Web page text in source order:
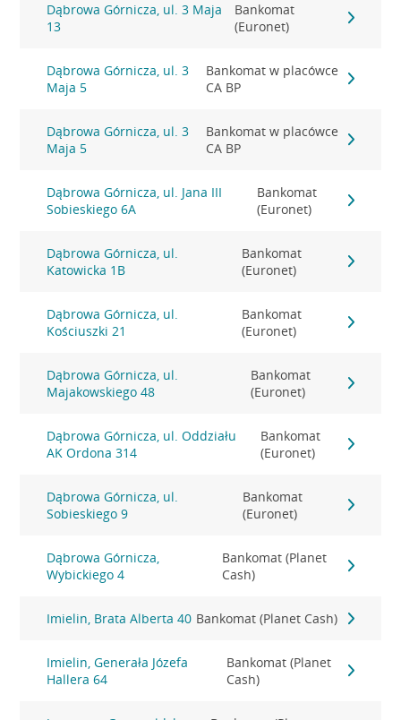
Dąbrowa Górnicza, ul. 3 Maja
13
Bankomat
(Euronet)
Dąbrowa Górnicza, ul. 3
Maja 5
Bankomat w placówce
CA BP
Dąbrowa Górnicza, ul. 3
Maja 5
Bankomat w placówce
CA BP
Dąbrowa Górnicza, ul. Jana III
Sobieskiego 6A
Bankomat
(Euronet)
Dąbrowa Górnicza, ul.
Katowicka 1B
Bankomat
(Euronet)
Dąbrowa Górnicza, ul.
Kościuszki 21
Bankomat
(Euronet)
Dąbrowa Górnicza, ul.
Majakowskiego 48
Bankomat
(Euronet)
Dąbrowa Górnicza, ul. Oddziału
AK Ordona 314
Bankomat
(Euronet)
Dąbrowa Górnicza, ul.
Sobieskiego 9
Bankomat
(Euronet)
Dąbrowa Górnicza,
Wybickiego 4
Bankomat (Planet
Cash)
Imielin, Brata Alberta 40 Bankomat (Planet Cash)
Imielin, Generała Józefa
Hallera 64
Bankomat (Planet
Cash)